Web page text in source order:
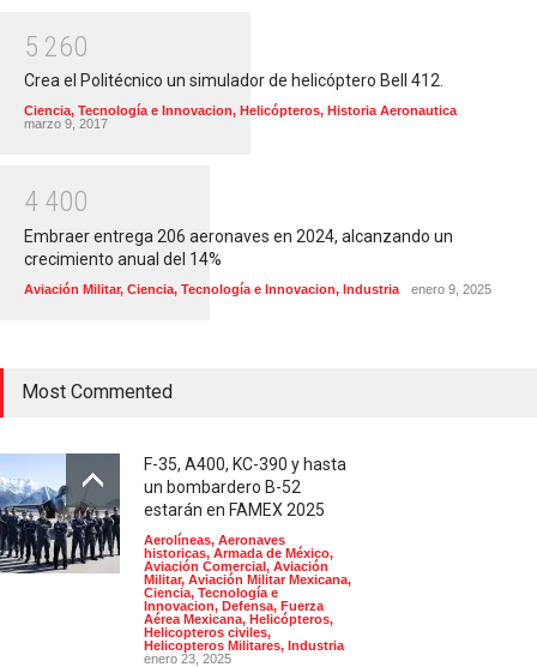
5 260
Crea el Politécnico un simulador de helicóptero Bell 412.
Ciencia, Tecnología e Innovacion, Helicópteros, Historia Aeronautica
marzo 9, 2017
4 400
Embraer entrega 206 aeronaves en 2024, alcanzando un
crecimiento anual del 14%
Aviación Militar, Ciencia, Tecnología e Innovacion, Industria enero 9, 2025
Most Commented
F-35, A400, KC-390 y hasta
un bombardero B-52
estarán en FAMEX 2025
Aerolíneas, Aeronaves
historicas, Armada de México,
Aviación Comercial, Aviación
Militar, Aviación Militar Mexicana,
Ciencia, Tecnología e
Innovacion, Defensa, Fuerza
Aérea Mexicana, Helicópteros,
Helicopteros civiles,
Helicopteros Militares, Industria
enero 23, 2025